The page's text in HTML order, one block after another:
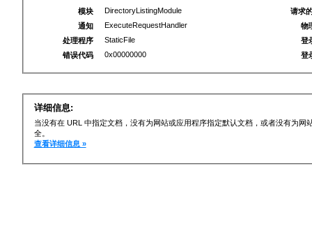
模块
DirectoryListingModule
通知
ExecuteRequestHandler
处理程序
StaticFile
错误代码
0x00000000
请求
物
登
登
详细信息:
当没有在 URL 中指定文档，没有为网站或应用程序指定默认文档，或者没有为
全。
查看详细信息 »